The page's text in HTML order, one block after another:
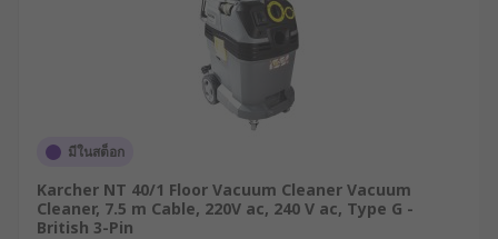
มีในสต็อก
Karcher NT 40/1 Floor Vacuum Cleaner Vacuum
Cleaner, 7.5 m Cable, 220V ac, 240 V ac, Type G -
British 3-Pin